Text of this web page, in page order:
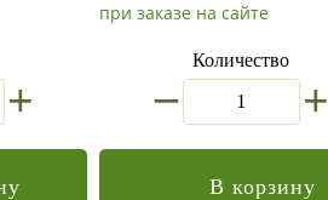
+
при заказе на сайте
Количество
+
В корзину